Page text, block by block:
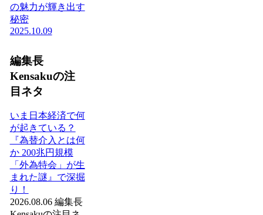
の魅力が輝き出す
秘密
2025.10.09
編集長
Kensakuの注
目ネタ
いま日本経済で何
が起きている？
『為替介入とは何
か 200兆円規模
「外為特会」が生
まれた謎』で深掘
り！
2026.08.06 編集長